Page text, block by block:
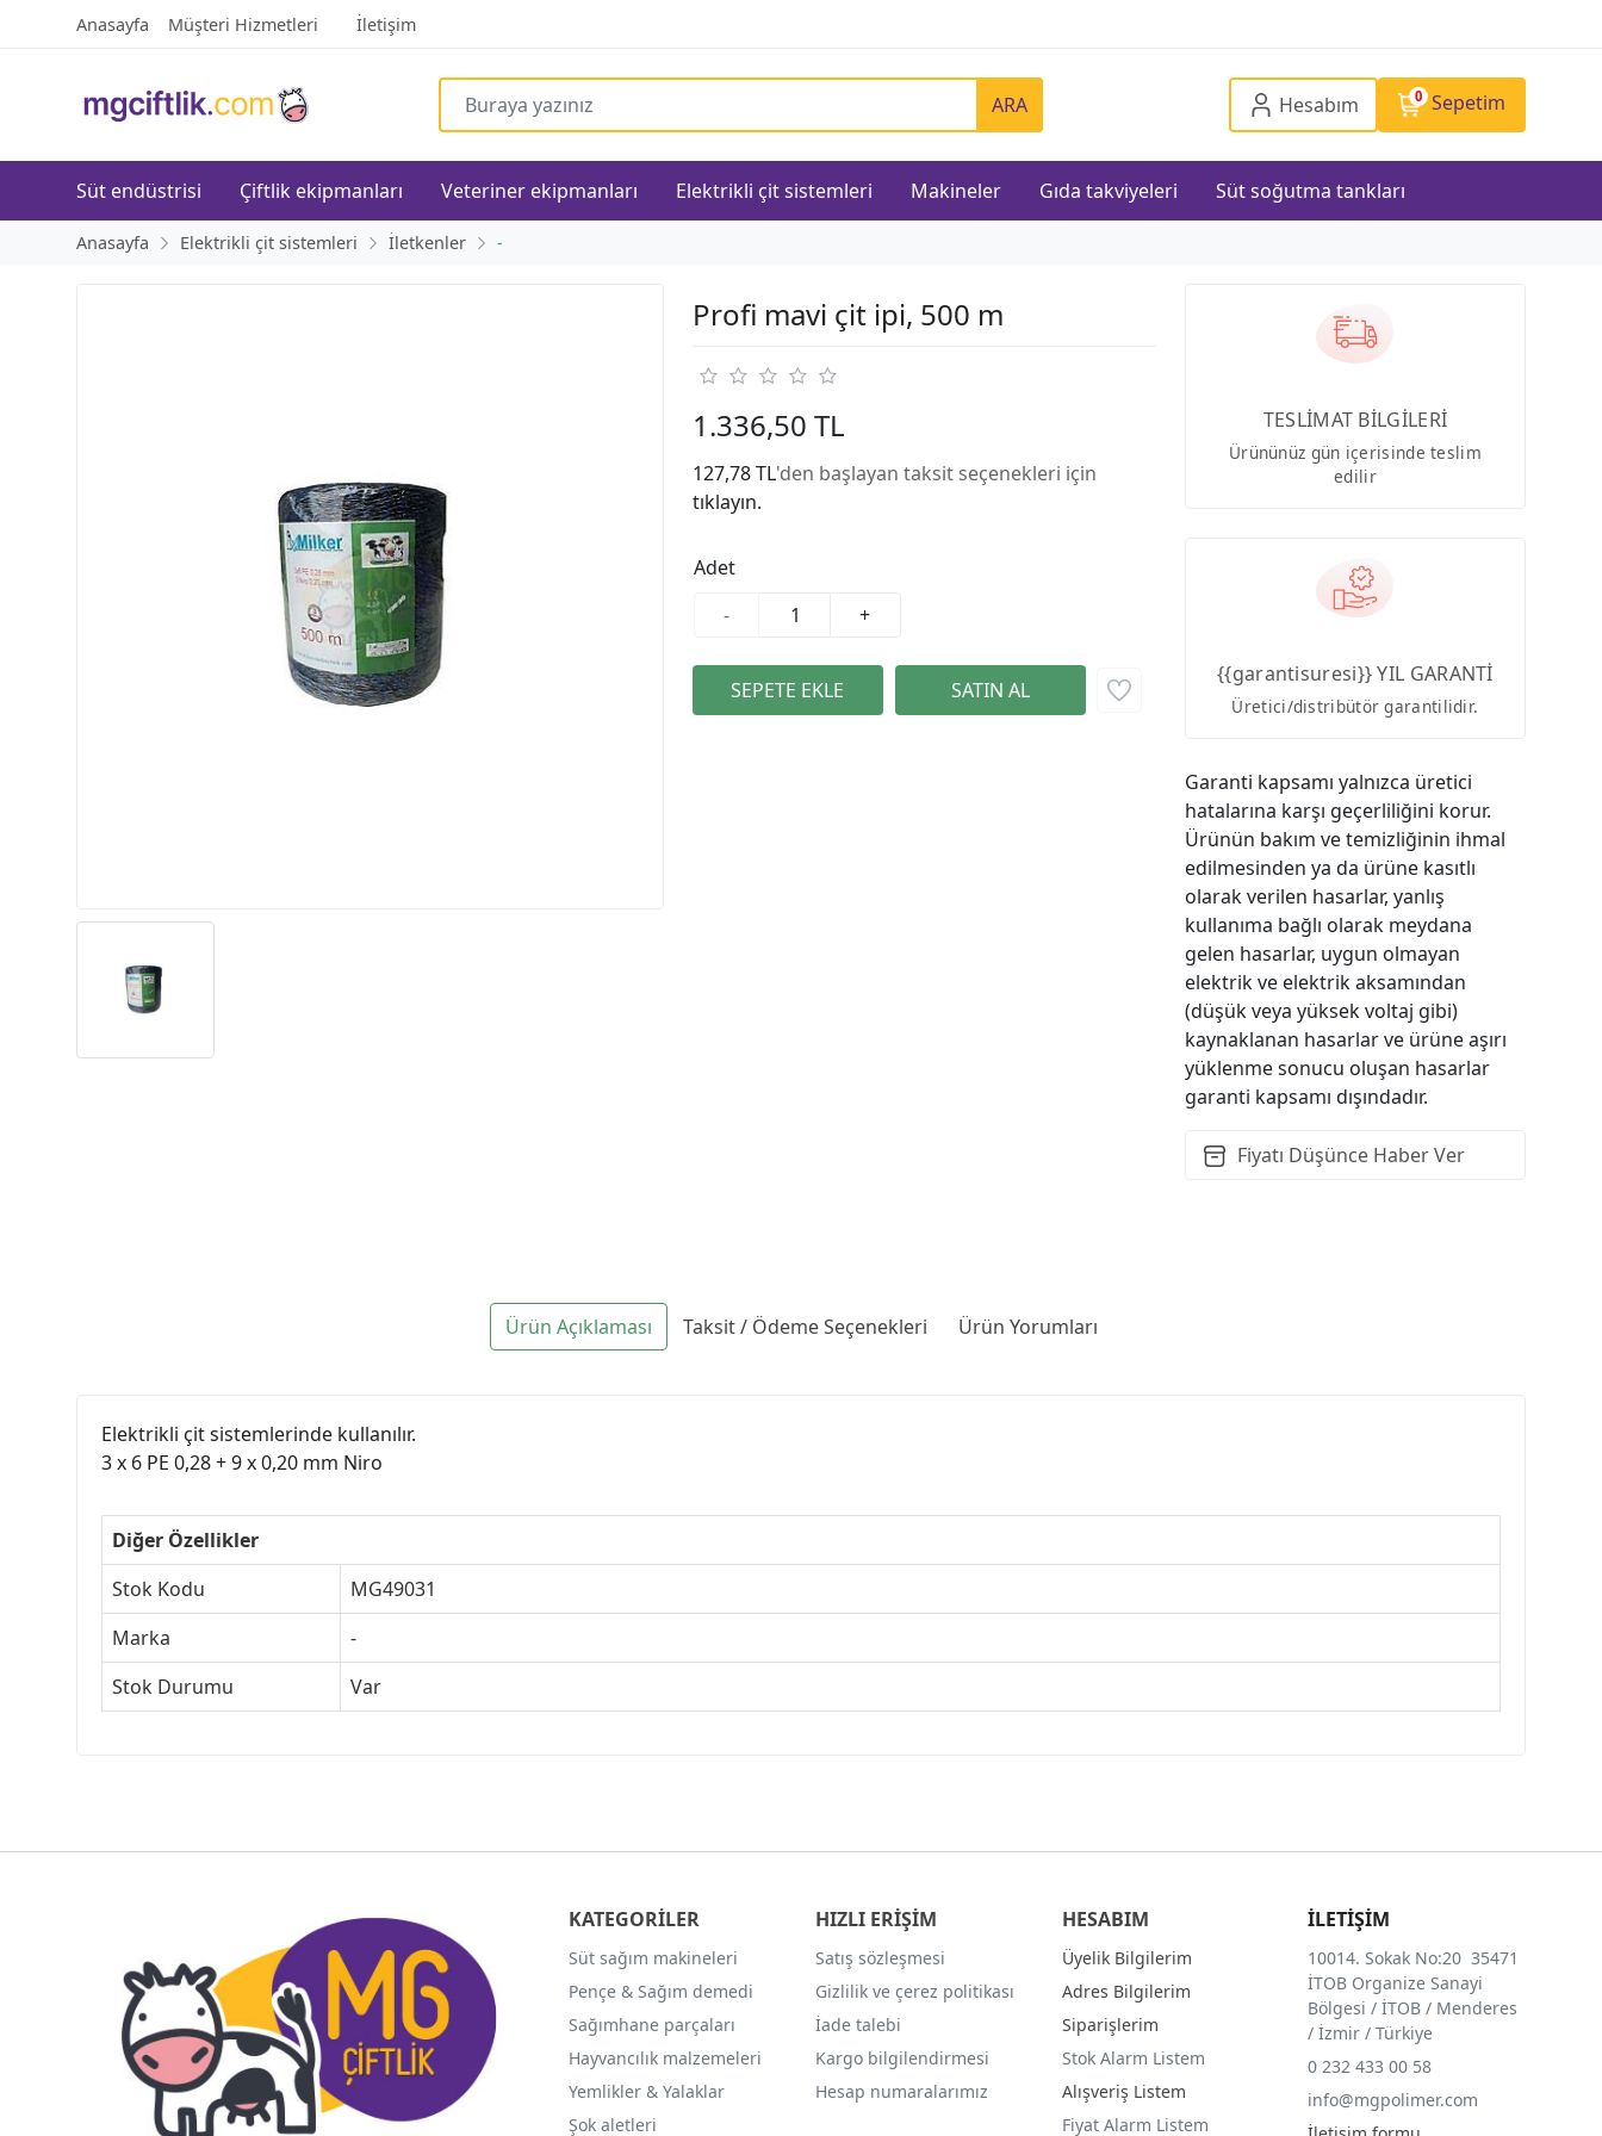
Anasayfa Müşteri Hizmetleri İletişim
ARA Hesabım 0 Sepetim
Süt endüstrisi Çiftlik ekipmanları Veteriner ekipmanları Elektrikli çit sistemleri Makineler Gıda takviyeleri Süt soğutma tankları
Anasayfa Elektrikli çit sistemleri İletkenler -
Profi mavi çit ipi, 500 m
1.336,50 TL
127,78 TL'den başlayan taksit seçenekleri için
tıklayın.
Adet
-
+
TESLİMAT BİLGİLERİ
Ürününüz gün içerisinde teslim
edilir
{{garantisuresi}} YIL GARANTİ
Üretici/distribütör garantilidir.
Garanti kapsamı yalnızca üretici
hatalarına karşı geçerliliğini korur.
Ürünün bakım ve temizliğinin ihmal
edilmesinden ya da ürüne kasıtlı
olarak verilen hasarlar, yanlış
kullanıma bağlı olarak meydana
gelen hasarlar, uygun olmayan
elektrik ve elektrik aksamından
(düşük veya yüksek voltaj gibi)
kaynaklanan hasarlar ve ürüne aşırı
yüklenme sonucu oluşan hasarlar
garanti kapsamı dışındadır.
Fiyatı Düşünce Haber Ver
Ürün Açıklaması Taksit / Ödeme Seçenekleri Ürün Yorumları
Elektrikli çit sistemlerinde kullanılır.
3 x 6 PE 0,28 + 9 x 0,20 mm Niro
Diğer Özellikler
Stok Kodu
MG49031
Marka
-
Stok Durumu
Var
KATEGORİLER
Süt sağım makineleri
Pençe & Sağım demedi
Sağımhane parçaları
Hayvancılık malzemeleri
Yemlikler & Yalaklar
Şok aletleri
HIZLI ERİŞİM
Satış sözleşmesi
Gizlilik ve çerez politikası
İade talebi
Kargo bilgilendirmesi
Hesap numaralarımız
HESABIM
Üyelik Bilgilerim
Adres Bilgilerim
Siparişlerim
Stok Alarm Listem
Alışveriş Listem
Fiyat Alarm Listem
İLETİŞİM
10014. Sokak No:20 35471
İTOB Organize Sanayi
Bölgesi / İTOB / Menderes
/ İzmir / Türkiye
0 232 433 00 58
info@mgpolimer.com